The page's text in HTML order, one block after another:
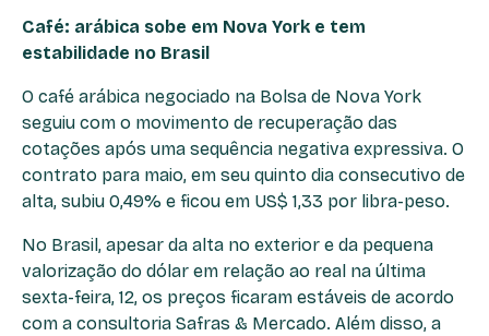
Café: arábica sobe em Nova York e tem
estabilidade no Brasil
O café arábica negociado na Bolsa de Nova York
seguiu com o movimento de recuperação das
cotações após uma sequência negativa expressiva. O
contrato para maio, em seu quinto dia consecutivo de
alta, subiu 0,49% e ficou em US$ 1,33 por libra-peso.
No Brasil, apesar da alta no exterior e da pequena
valorização do dólar em relação ao real na última
sexta-feira, 12, os preços ficaram estáveis de acordo
com a consultoria Safras & Mercado. Além disso, a